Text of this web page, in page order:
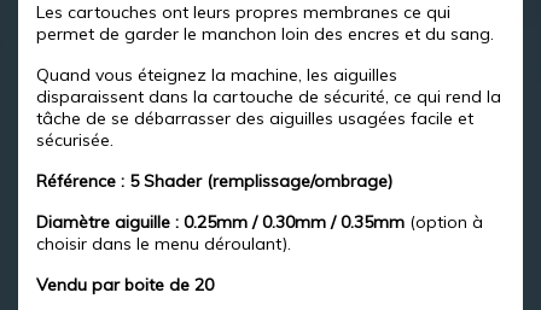
Les cartouches ont leurs propres membranes ce qui
permet de garder le manchon loin des encres et du sang.
Quand vous éteignez la machine, les aiguilles
disparaissent dans la cartouche de sécurité, ce qui rend la
tâche de se débarrasser des aiguilles usagées facile et
sécurisée.
Référence : 5 Shader (remplissage/ombrage)
Diamètre aiguille : 0.25mm / 0.30mm / 0.35mm (option à
choisir dans le menu déroulant).
Vendu par boite de 20